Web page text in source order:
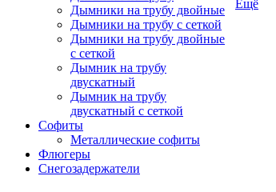
Дымники на трубу двойные
Дымники на трубу с сеткой
Дымники на трубу двойные
с сеткой
Дымник на трубу
двускатный
Дымник на трубу
двускатный с сеткой
Софиты
Металлические софиты
Флюгеры
Снегозадержатели
Ещё